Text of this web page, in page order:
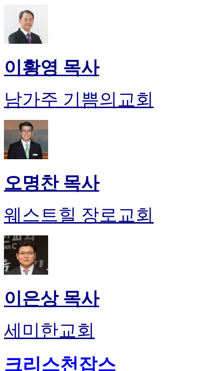
이황영 목사
남가주 기쁨의교회
오명찬 목사
웨스트힐 장로교회
이은상 목사
세미한교회
크리스천잡스